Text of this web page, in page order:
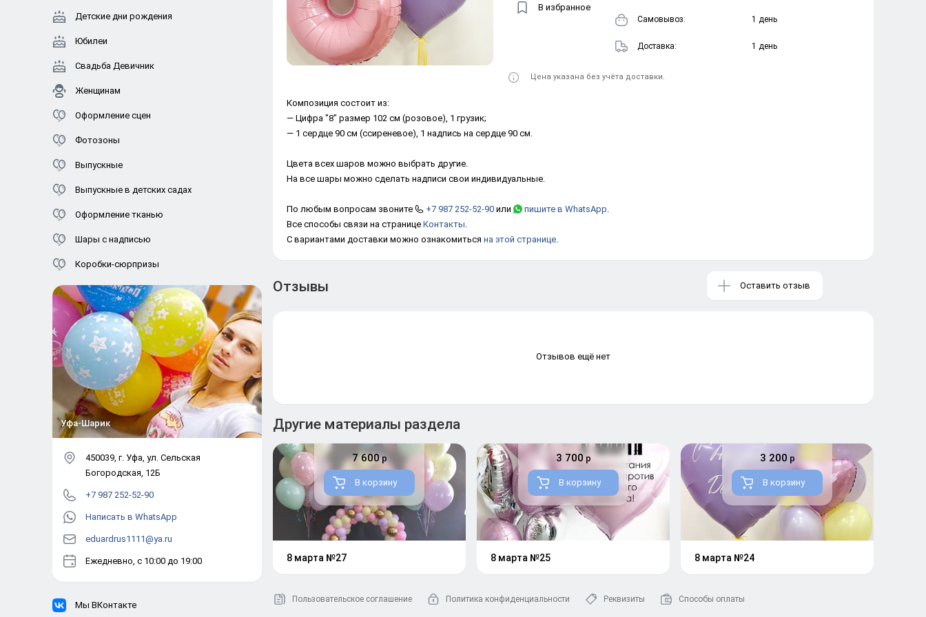
В избранное
Cамовывоз: 1 день
Доставка: 1 день
Цена указана без учёта доставки.
Композиция состоит из:
— Цифра "8" размер 102 см (розовое), 1 грузик;
— 1 сердце 90 см (ссиреневое), 1 надпись на сердце 90 см.
Цвета всех шаров можно выбрать другие.
На все шары можно сделать надписи свои индивидуальные.
По любым вопросам звоните +7 987 252-52-90 или пишите в WhatsApp.
Все способы связи на странице Контакты.
С вариантами доставки можно ознакомиться на этой странице.
Отзывы Оставить отзыв
Отзывов ещё нет
Другие материалы раздела
8 марта №27
7 600р
В корзину
8 марта №25
3 700 р
В корзину
8 марта №24
3 200 р
В корзину
Пользовательское соглашение Политика конфиденциальности Реквизиты Способы оплаты
Детские дни рождения
Юбилеи
Свадьба Девичник
Женщинам
Оформление сцен
Фотозоны
Выпускные
Выпускные в детских садах
Оформление тканью
Шары с надписью
Коробки-сюрпризы
Уфа-Шарик
450039, г. Уфа, ул. Сельская
Богородская, 12Б
+7 987 252-52-90
Написать в WhatsApp
eduardrus1111@ya.ru
Ежедневно, с 10:00 до 19:00
Мы ВКонтакте